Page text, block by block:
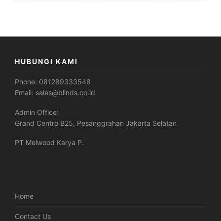
HUBUNGI KAMI
Phone: 081289333548
Email: sales@blinds.co.id
Admin Office:
Grand Centro B25, Pesanggrahan Jakarta Selatan
PT Melwood Karya P.
Home
Contact Us